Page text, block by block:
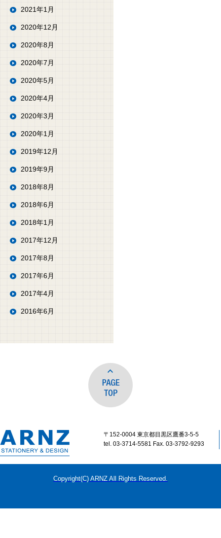
2021年1月
2020年12月
2020年8月
2020年7月
2020年5月
2020年4月
2020年3月
2020年1月
2019年12月
2019年9月
2018年8月
2018年6月
2018年1月
2017年12月
2017年8月
2017年6月
2017年4月
2016年6月
〒152-0004 東京都目黒区鷹番3-5-5
tel. 03-3714-5581 Fax. 03-3792-9293
Copyright(C) ARNZ All Rights Reserved.